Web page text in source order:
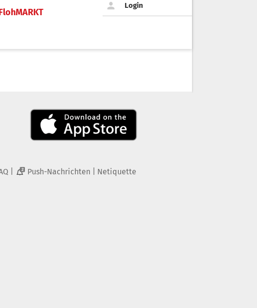
Login
2 Push-Nachrichten Netiquette